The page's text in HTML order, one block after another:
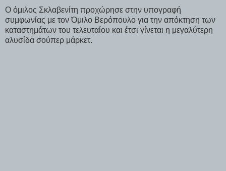
Ο όμιλος Σκλαβενίτη προχώρησε στην υπογραφή
συμφωνίας με τον Όμιλο Βερόπουλο για την απόκτηση των
καταστημάτων του τελευταίου και έτσι γίνεται η μεγαλύτερη
αλυσίδα σούπερ μάρκετ.